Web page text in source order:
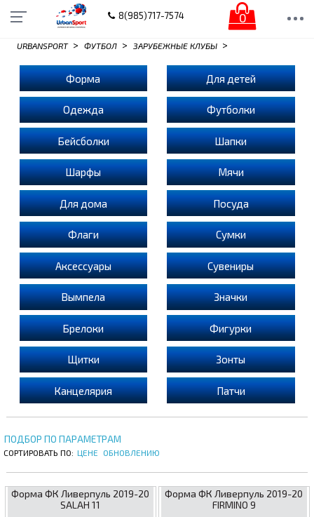
8(985)717-7574 0
URBANSPORT > ФУТБОЛ > ЗАРУБЕЖНЫЕ КЛУБЫ >
Форма Для детей
Одежда Футболки
Бейсболки Шапки
Шарфы Мячи
Для дома Посуда
Флаги Сумки
Аксессуары Сувениры
Вымпела Значки
Брелоки Фигурки
Щитки Зонты
Канцелярия Патчи
ПОДБОР ПО ПАРАМЕТРАМ
СОРТИРОВАТЬ ПО: ЦЕНЕ ОБНОВЛЕНИЮ
Форма ФК Ливерпуль 2019-20
SALAH 11
Форма ФК Ливерпуль 2019-20
FIRMINO 9